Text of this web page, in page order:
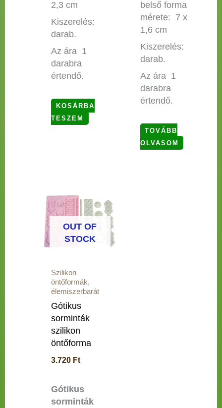
2,3 cm
Kiszerelés:
darab.
Az ára 1
darabra
értendő.
KOSÁRBA
TESZEM
belső forma
mérete: 7 x
1,6 cm
Kiszerelés:
darab.
Az ára 1
darabra
értendő.
TOVÁBB
OLVASOM
OUT OF
STOCK
Szilikon
öntőformák,
élemiszerbarát
Gótikus
sorminták
szilikon
öntőforma
3.720 Ft
Gótikus
sorminták